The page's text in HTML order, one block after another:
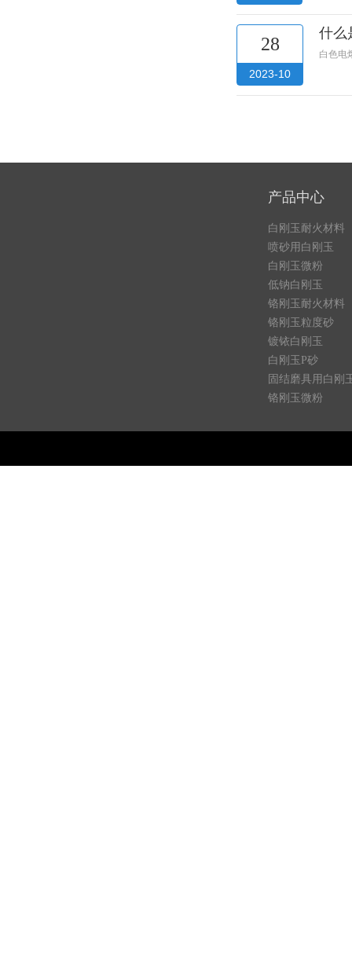
28
2023-10
什么
白色电
产品中心
白刚玉耐火材料
喷砂用白刚玉
白刚玉微粉
低钠白刚玉
铬刚玉耐火材料
铬刚玉粒度砂
镀铱白刚玉
白刚玉P砂
固结磨具用白刚
铬刚玉微粉